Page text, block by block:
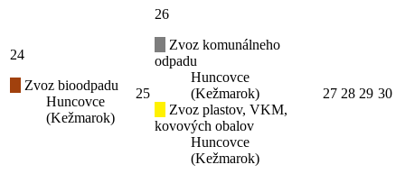
24
Zvoz bioodpadu
Huncovce
(Kežmarok)
25
26
Zvoz komunálneho
odpadu
Huncovce
(Kežmarok)
Zvoz plastov, VKM,
kovových obalov
Huncovce
(Kežmarok)
27 28 29 30